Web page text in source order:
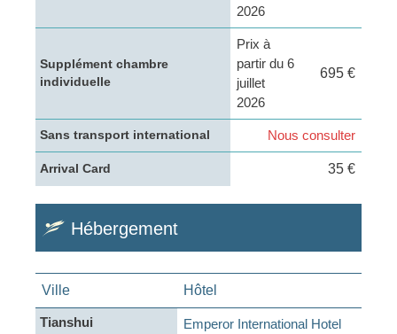
2026
Supplément chambre
individuelle
Prix à
partir du 6
juillet
2026
695 €
Sans transport international Nous consulter
Arrival Card 35 €
Hébergement
Ville Hôtel
Tianshui
Emperor International Hotel